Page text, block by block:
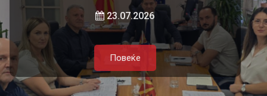
локалната самоуправа и приватниот
сектор
05.08.2026
Повеќе
23.07.2026
Повеќе
и нетарифните бариери
21.07.2026
Повеќе